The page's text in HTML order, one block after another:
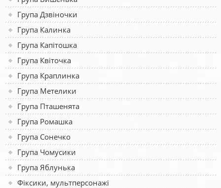
Група Дзвіночки
Група Калинка
Група Капітошка
Група Квіточка
Група Краплинка
Група Метелики
Група Пташенята
Група Ромашка
Група Сонечко
Група Чомусики
Група Яблунька
Фіксики, мультперсонажі